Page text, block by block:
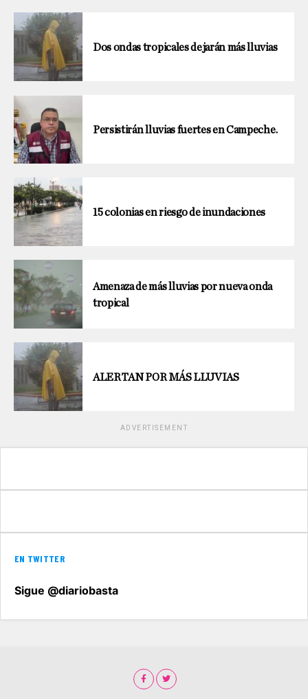
Dos ondas tropicales dejarán más lluvias
Persistirán lluvias fuertes en Campeche.
15 colonias en riesgo de inundaciones
Amenaza de más lluvias por nueva onda
tropical
ALERTAN POR MÁS LLUVIAS
ADVERTISEMENT
EN TWITTER
Sigue @diariobasta